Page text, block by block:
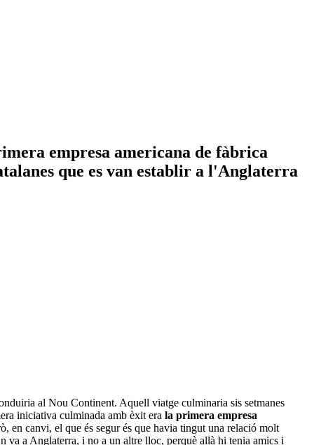
empresa americana de fàbrica
que es van establir a l'Anglaterra
al Nou Continent. Aquell viatge culminaria sis setmanes
iniciativa culminada amb èxit era la primera empresa
en canvi, el que és segur és que havia tingut una relació molt
va a Anglaterra, i no a un altre lloc, perquè allà hi tenia amics i